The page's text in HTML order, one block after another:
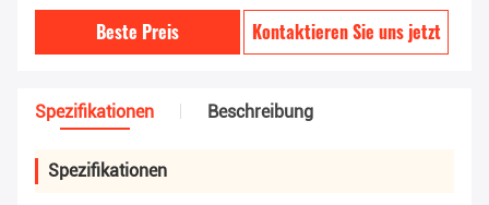
Beste Preis Kontaktieren Sie uns jetzt
Spezifikationen Beschreibung
Spezifikationen